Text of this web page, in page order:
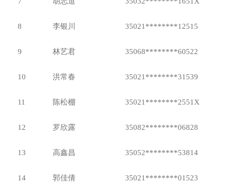
8 李银川 35021********12515
9 林艺君 35068********60522
10 洪常春 35021********31539
11 陈松棚 35021********2551X
12 罗欣露 35082********06828
13 高鑫昌 35052********53814
14 郭佳倩 35021********01523